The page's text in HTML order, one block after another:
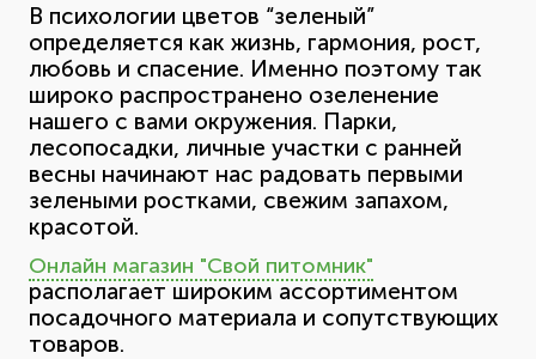
В психологии цветов “зеленый”
определяется как жизнь, гармония, рост,
любовь и спасение. Именно поэтому так
широко распространено озеленение
нашего с вами окружения. Парки,
лесопосадки, личные участки с ранней
весны начинают нас радовать первыми
зелеными ростками, свежим запахом,
красотой.
Онлайн магазин "Свой питомник"
располагает широким ассортиментом
посадочного материала и сопутствующих
товаров.